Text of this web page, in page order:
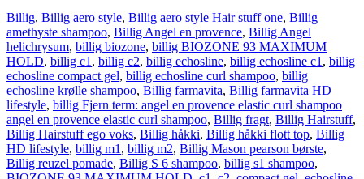
Billig, Billig aero style, Billig aero style Hair stuff one, Billig
amethyste shampoo, Billig Angel en provence, Billig Angel
helichrysum, billig biozone, billig BIOZONE 93 MAXIMUM
HOLD, billig c1, billig c2, billig echosline, billig echosline c1, billig
echosline compact gel, billig echosline curl shampoo, billig
echosline krølle shampoo, Billig farmavita, Billig farmavita HD
lifestyle, billig Fjern term: angel en provence elastic curl shampoo
angel en provence elastic curl shampoo, Billig fragt, Billig Hairstuff,
Billig Hairstuff ego voks, Billig håkki, Billig håkki flott top, Billig
HD lifestyle, billig m1, billig m2, Billig Mason pearson børste,
Billig reuzel pomade, Billig S 6 shampoo, billig s1 shampoo,